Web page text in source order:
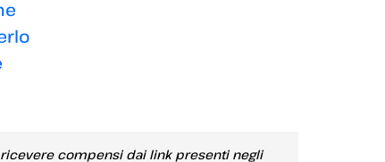
compensi dai link presenti negli